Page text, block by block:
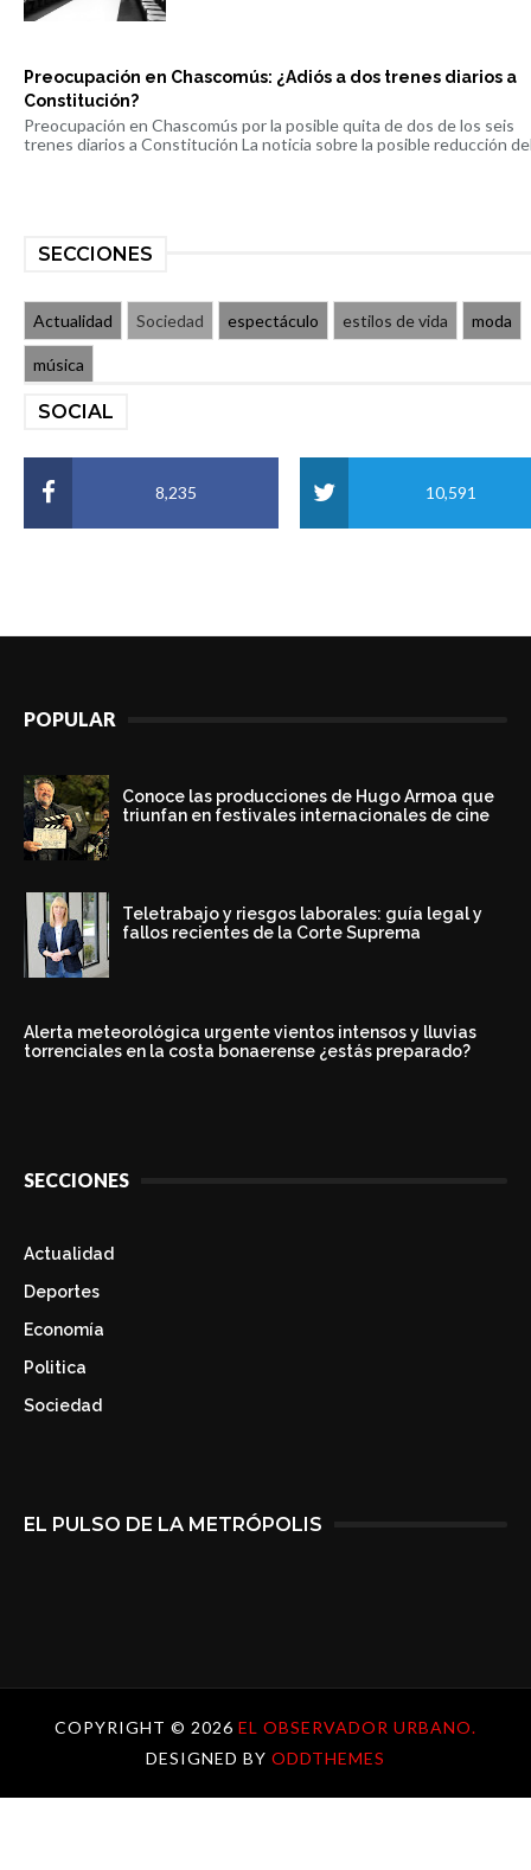
Preocupación en Chascomús: ¿Adiós a dos trenes diarios a
Constitución?
Preocupación en Chascomús por la posible quita de dos de los seis
trenes diarios a Constitución La noticia sobre la posible reducción
SECCIONES
Actualidad Sociedad espectáculo estilos de vida moda
música
SOCIAL
8,235 10,591
POPULAR
Conoce las producciones de Hugo Armoa que
triunfan en festivales internacionales de cine
Teletrabajo y riesgos laborales: guía legal y
fallos recientes de la Corte Suprema
Alerta meteorológica urgente vientos intensos y lluvias
torrenciales en la costa bonaerense ¿estás preparado?
SECCIONES
Actualidad
Deportes
Economía
Politica
Sociedad
EL PULSO DE LA METRÓPOLIS
COPYRIGHT © 2026 EL OBSERVADOR URBANO.
DESIGNED BY ODDTHEMES